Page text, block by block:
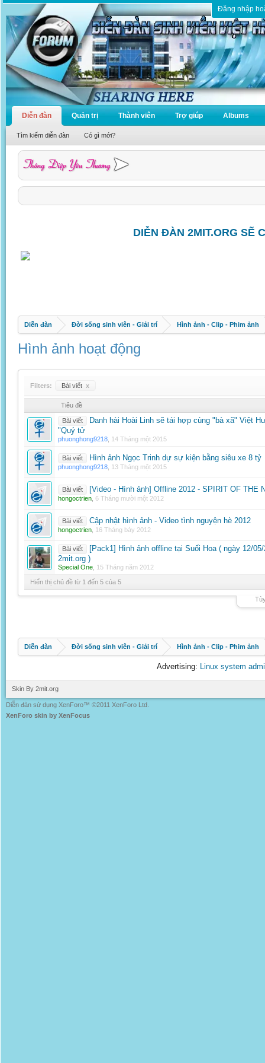
Đăng nhập
Diễn đàn
Tìm kiếm diễn đàn Có gì mới?
Quản trị Thành viên Trợ giúp Albums
DIỄN ĐÀN 2MIT.ORG SẼ
Diễn đàn Đời sống sinh viên - Giải trí Hình ảnh - Clip - Phim ảnh
Hình ảnh hoạt động
Filters: Bài viết x
Tiêu đề
Bài viết
Danh hài Hoài Linh sẽ tái hợp cùng "bà xã" Việt
"Quý tử
phuonghong9218 14 Tháng một 2015
Bài viết Hình ảnh Ngọc Trinh dự sự kiện bằng siêu xe 8 tỷ
phuonghong9218 13 Tháng một 2015
Bài viết [Video - Hình ảnh] Offline 2012 - SPIRIT OF THE
hongoctrien 6 Tháng mười một 2012
Bài viết Cập nhật hình ảnh - Video tình nguyện hè 2012
hongoctrien 16 Tháng bảy 2012
Bài viết
[Pack1] Hình ảnh offline tại Suối Hoa ( ngày 12/
2mit.org )
Special One 15 Tháng năm 2012
Hiển thị chủ đề từ 1 đến 5 của 5
Diễn đàn Đời sống sinh viên - Giải trí Hình ảnh - Clip - Phim ảnh
Advertising: Linux system
Skin By 2mit.org
Diễn đàn sử dụng XenForo™ ©2011 XenForo Ltd.
XenForo skin by XenFocus